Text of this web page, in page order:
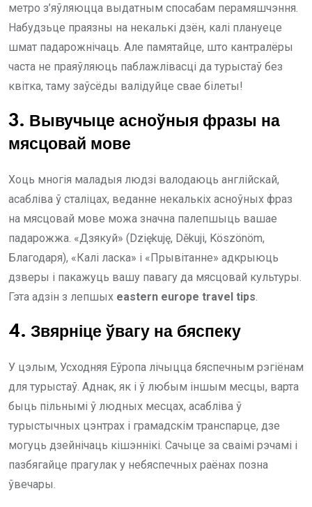
метро з’яўляюцца выдатным спосабам перамяшчэння.
Набудзьце праязны на некалькі дзён, калі плануеце
шмат падарожнічаць. Але памятайце, што кантралёры
часта не праяўляюць паблажлівасці да турыстаў без
квітка, таму заўсёды валідуйце свае білеты!
3. Вывучыце асноўныя фразы на
мясцовай мове
Хоць многія маладыя людзі валодаюць англійскай,
асабліва ў сталіцах, веданне некалькіх асноўных фраз
на мясцовай мове можа значна палепшыць вашае
падарожжа. «Дзякуй» (Dziękuję, Děkuji, Köszönöm,
Благодаря), «Калі ласка» і «Прывітанне» адкрыюць
дзверы і пакажуць вашу павагу да мясцовай культуры.
Гэта адзін з лепшых eastern europe travel tips.
4. Звярніце ўвагу на бяспеку
У цэлым, Усходняя Еўропа лічыцца бяспечным рэгіёнам
для турыстаў. Аднак, як і ў любым іншым месцы, варта
быць пільнымі ў людных месцах, асабліва ў
турыстычных цэнтрах і грамадскім транспарце, дзе
могуць дзейнічаць кішэннікі. Сачыце за сваімі рэчамі і
пазбягайце прагулак у небяспечных раёнах позна
ўвечары.